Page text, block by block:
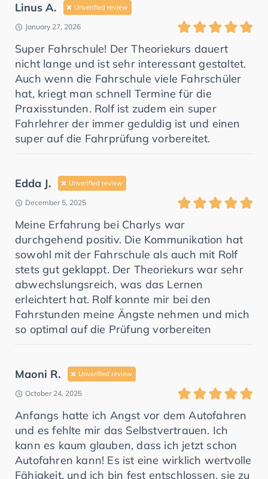
Linus A. Unverified review
January 27, 2026
Super Fahrschule! Der Theoriekurs dauert
nicht lange und ist sehr interessant gestaltet.
Auch wenn die Fahrschule viele Fahrschüler
hat, kriegt man schnell Termine für die
Praxisstunden. Rolf ist zudem ein super
Fahrlehrer der immer geduldig ist und einen
super auf die Fahrprüfung vorbereitet.
Edda J. Unverified review
December 5, 2025
Meine Erfahrung bei Charlys war
durchgehend positiv. Die Kommunikation hat
sowohl mit der Fahrschule als auch mit Rolf
stets gut geklappt. Der Theoriekurs war sehr
abwechslungsreich, was das Lernen
erleichtert hat. Rolf konnte mir bei den
Fahrstunden meine Ängste nehmen und mich
so optimal auf die Prüfung vorbereiten
Maoni R. Unverified review
October 24, 2025
Anfangs hatte ich Angst vor dem Autofahren
und es fehlte mir das Selbstvertrauen. Ich
kann es kaum glauben, dass ich jetzt schon
Autofahren kann! Es ist eine wirklich wertvolle
Fähigkeit, und ich bin fest entschlossen, sie zu